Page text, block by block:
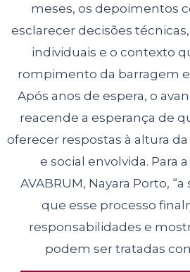
meses, os depoimentos
esclarecer decisões
individuais e o contexto
rompimento da barragem
Após anos de espera, o
reacende a esperança de
oferecer respostas à altura
e social envolvida. Para
AVABRUM, Nayara Porto,
que esse processo
responsabilidades e
podem ser tratadas